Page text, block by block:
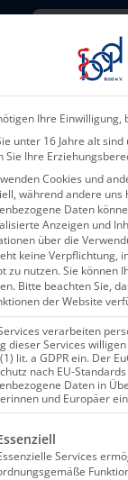
Ihre Einwilligung,
unter 16 Jahre alt
Sie Ihre
Cookies und
während andere
Daten
Anzeigen und
über die
keine Verpflichtung,
zu nutzen.Sie können
Bitte beachten Sie,
der Website
verarbeiten
dieser Services
lit. a GDPR ein. Der
nach EU-
Daten in
und Europäer
eine Liste
Services